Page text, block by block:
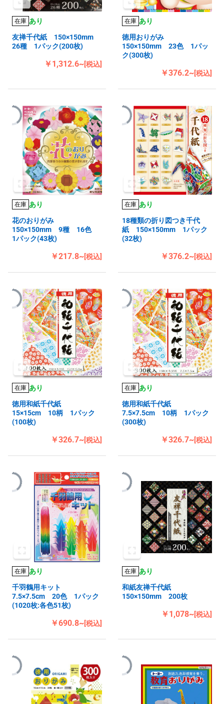
在庫 あり
友禅千代紙 150×150mm
26種 1パック(200枚)
￥1,312.6~[税込]
在庫 あり
徳用おりがみ
150×150mm 23色 1パッ
ク(300枚)
￥376.2~[税込]
在庫 あり
花のおりがみ
150×150mm 9種 16色
1パック(43枚)
￥217.8~[税込]
在庫 あり
18種類の折り図つき千代
紙 150×150mm 1パック
(32枚)
￥376.2~[税込]
在庫 あり
徳用和紙千代紙
15×15cm 10柄 1パック
(100枚)
￥326.7~[税込]
在庫 あり
徳用和紙千代紙
7.5×7.5cm 10柄 1パック
(300枚)
￥326.7~[税込]
在庫 あり
千羽鶴用キット
7.5×7.5cm 20色 1パック
(1020枚:各色51枚)
￥690.8~[税込]
在庫 あり
和紙友禅千代紙
150×150mm 200枚
￥1,078~[税込]